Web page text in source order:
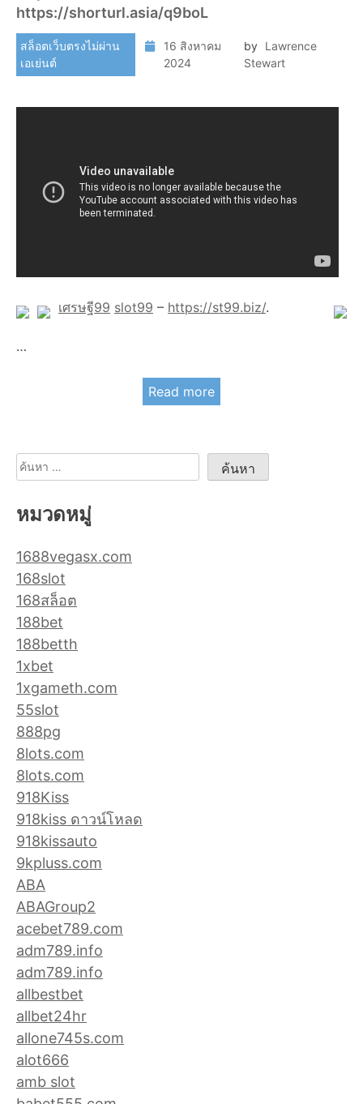
https://shorturl.asia/q9boL
สล็อตเว็บตรงไม่ผ่าน
เอเย่นต์
16 สิงหาคม
2024
by
Lawrence
Stewart
เศรษฐี99 slot99 – https://st99.biz/.
…
Read more
ค้นหา
หมวดหมู่
1688vegasx.com
168slot
168สล็อต
188bet
188betth
1xbet
1xgameth.com
55slot
888pg
8lots.com
8lots.com
918Kiss
918kiss ดาวน์โหลด
918kissauto
9kpluss.com
ABA
ABAGroup2
acebet789.com
adm789.info
adm789.info
allbestbet
allbet24hr
allone745s.com
alot666
amb slot